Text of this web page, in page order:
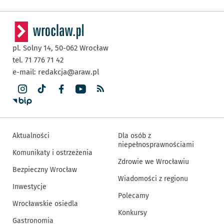
pl. Solny 14, 50-062 Wrocław
tel. 71 776 71 42
e-mail: redakcja@araw.pl
Aktualności
Komunikaty i ostrzeżenia
Bezpieczny Wrocław
Inwestycje
Wrocławskie osiedla
Gastronomia
Dla osób z
niepełnosprawnościami
Zdrowie we Wrocławiu
Wiadomości z regionu
Polecamy
Konkursy